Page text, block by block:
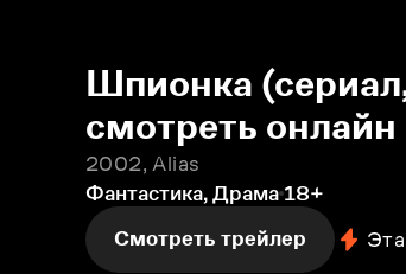
Шпионка
смотреть онлайн
2002, Alias
Фантастика, Драма 18+
Смотреть трейлер